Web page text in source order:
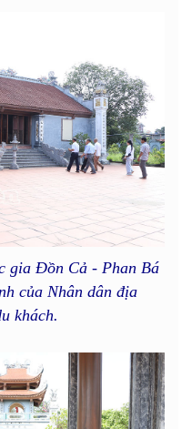
gia Đồn Cả - Phan Bá
của Nhân dân địa
khách.